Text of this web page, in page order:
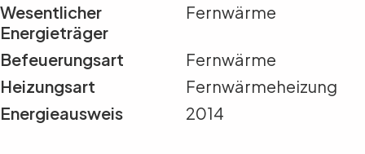
Wesentlicher
Energieträger
Fernwärme
Befeuerungsart
Fernwärme
Heizungsart
Fernwärmeheizung
Energieausweis
2014